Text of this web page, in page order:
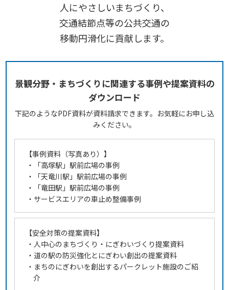
人にやさしいまちづくり、
交通結節点等の公共交通の
移動円滑化に貢献します。
景観分野・まちづくりに関連する事例や提案資料の
ダウンロード
下記のようなPDF資料が資料請求できます。お気軽にお申し込
みください。
【事例資料（写真あり）】
・「高塚駅」駅前広場の事例
・「天竜川駅」駅前広場の事例
・「竜田駅」駅前広場の事例
・サービスエリアの車止め整備事例
【安全対策の提案資料】
・人中心のまちづくり・にぎわいづくり提案資料
・道の駅の防災強化とにぎわい創出の提案資料
・まちのにぎわいを創出するパークレット施設のご紹
介